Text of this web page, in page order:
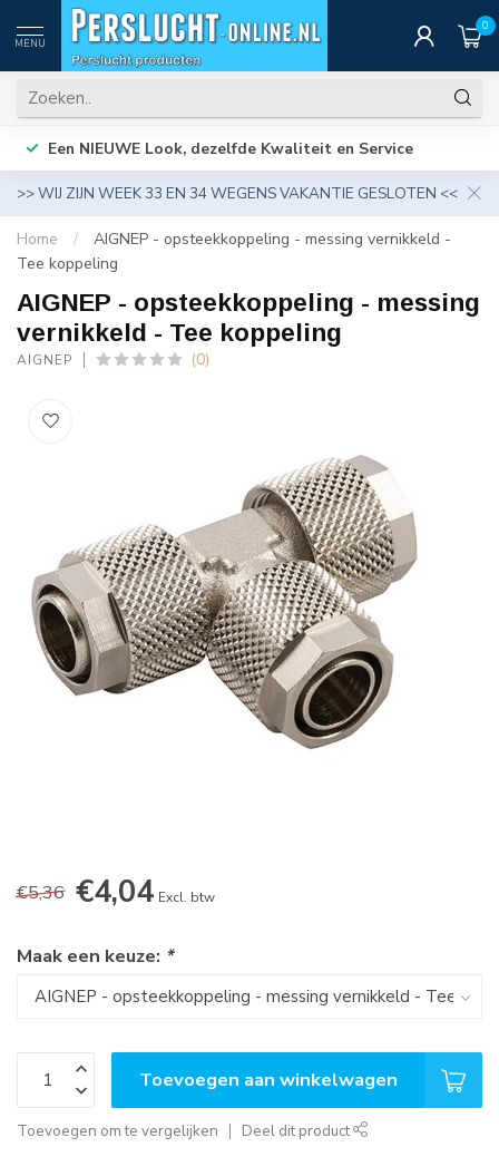
MENU
0
Een NIEUWE Look, dezelfde Kwaliteit en Service
>> WIJ ZIJN WEEK 33 EN 34 WEGENS VAKANTIE GESLOTEN <<
Home /
AIGNEP - opsteekkoppeling - messing vernikkeld -
Tee koppeling
AIGNEP - opsteekkoppeling - messing
vernikkeld - Tee koppeling
AIGNEP (0)
€5,36 €4,04 Excl. btw
Maak een keuze: *
Toevoegen aan winkelwagen
Toevoegen om te vergelijken Deel dit product